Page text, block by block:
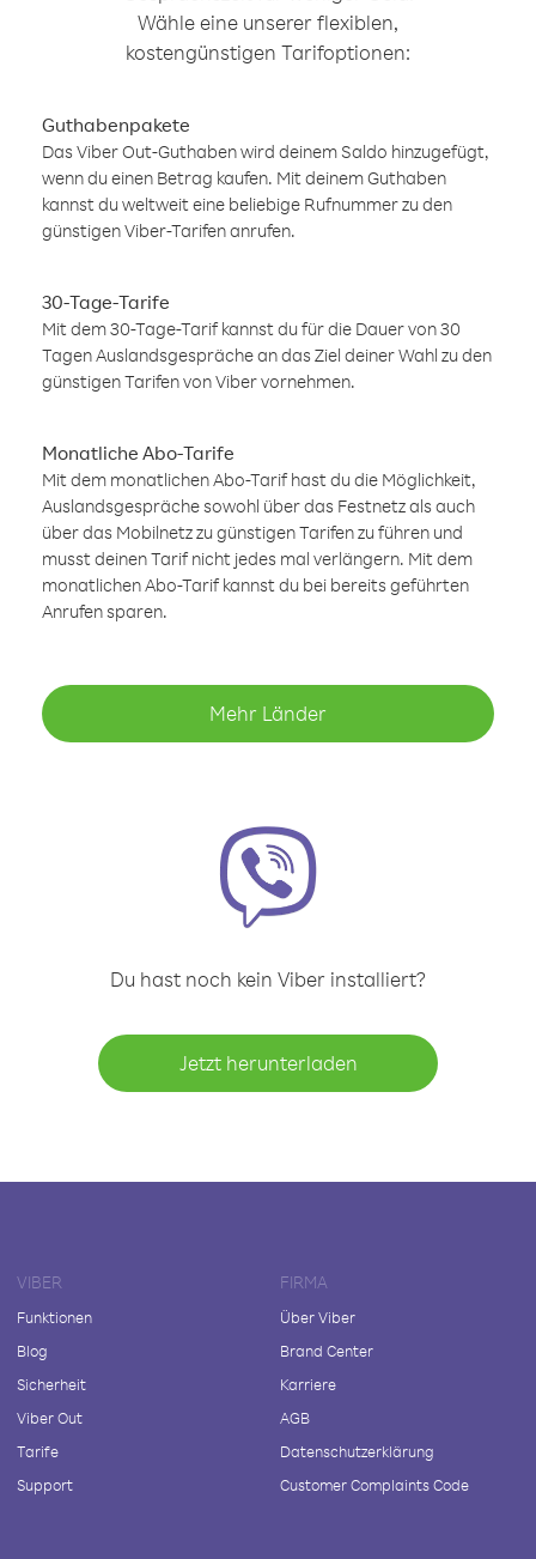
Wähle eine unserer flexiblen,
kostengünstigen Tarifoptionen:
Guthabenpakete
Das Viber Out-Guthaben wird deinem Saldo hinzugefügt,
wenn du einen Betrag kaufen. Mit deinem Guthaben
kannst du weltweit eine beliebige Rufnummer zu den
günstigen Viber-Tarifen anrufen.
30-Tage-Tarife
Mit dem 30-Tage-Tarif kannst du für die Dauer von 30
Tagen Auslandsgespräche an das Ziel deiner Wahl zu den
günstigen Tarifen von Viber vornehmen.
Monatliche Abo-Tarife
Mit dem monatlichen Abo-Tarif hast du die Möglichkeit,
Auslandsgespräche sowohl über das Festnetz als auch
über das Mobilnetz zu günstigen Tarifen zu führen und
musst deinen Tarif nicht jedes mal verlängern. Mit dem
monatlichen Abo-Tarif kannst du bei bereits geführten
Anrufen sparen.
Mehr Länder
Du hast noch kein Viber installiert?
Jetzt herunterladen
VIBER
Funktionen
Blog
Sicherheit
Viber Out
Tarife
Support
FIRMA
Über Viber
Brand Center
Karriere
AGB
Datenschutzerklärung
Customer Complaints Code